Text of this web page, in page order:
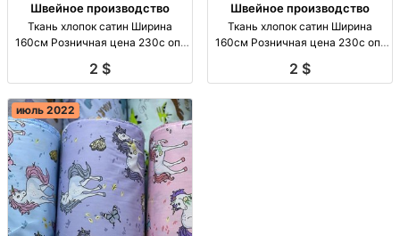
Швейное производство
Ткань хлопок сатин Ширина
160см Розничная цена 230с опт
2 $
Швейное производство
Ткань хлопок сатин Ширина
160см Розничная цена 230с опт
2 $
июль 2022